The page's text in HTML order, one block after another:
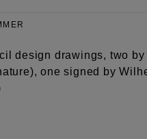
design drawings, two by
one signed by